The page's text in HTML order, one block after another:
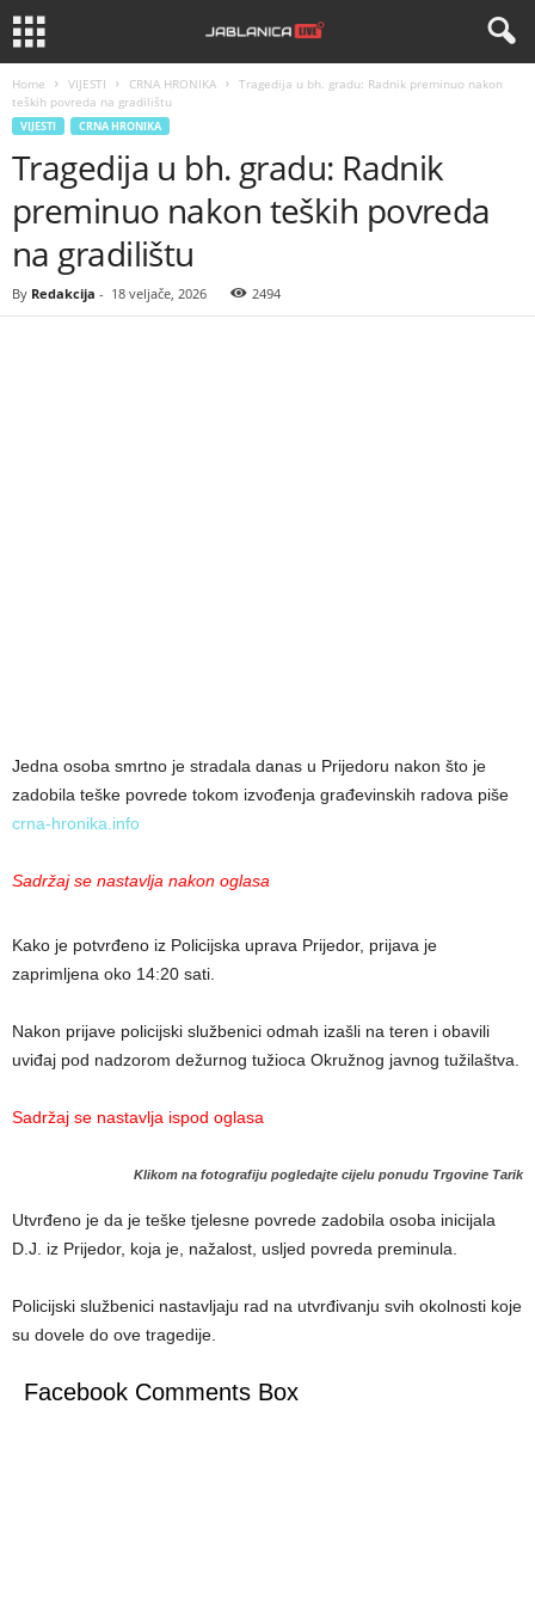
Home VIJESTI CRNA HRONIKA
Tragedija u bh. gradu: Radnik preminuo nakon
teških povreda na gradilištu
VIJESTI CRNA HRONIKA
Tragedija u bh. gradu: Radnik
preminuo nakon teških povreda
na gradilištu
By Redakcija - 18 veljače, 2026 2494
Jedna osoba smrtno je stradala danas u Prijedoru nakon što je
zadobila teške povrede tokom izvođenja građevinskih radova piše
crna-hronika.info
Sadržaj se nastavlja nakon oglasa
Kako je potvrđeno iz Policijska uprava Prijedor, prijava je
zaprimljena oko 14:20 sati.
Nakon prijave policijski službenici odmah izašli na teren i obavili
uviđaj pod nadzorom dežurnog tužioca Okružnog javnog tužilaštva.
Sadržaj se nastavlja ispod oglasa
Klikom na fotografiju pogledajte cijelu ponudu Trgovine Tarik
Utvrđeno je da je teške tjelesne povrede zadobila osoba inicijala
D.J. iz Prijedor, koja je, nažalost, usljed povreda preminula.
Policijski službenici nastavljaju rad na utvrđivanju svih okolnosti koje
su dovele do ove tragedije.
Facebook Comments Box